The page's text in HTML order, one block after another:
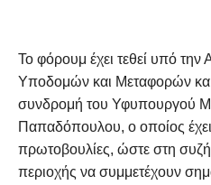
Το φόρουμ έχει τεθεί υπό την
Υποδομών και Μεταφορών και
συνδρομή του Υφυπουργού
Παπαδόπουλου, ο οποίος έχει
πρωτοβουλίες, ώστε στη
περιοχής να συμμετέχουν